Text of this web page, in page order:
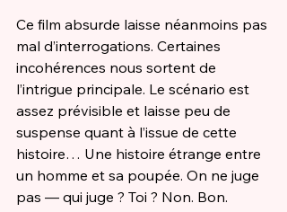
Ce film absurde laisse néanmoins pas
mal d’interrogations. Certaines
incohérences nous sortent de
l’intrigue principale. Le scénario est
assez prévisible et laisse peu de
suspense quant à l’issue de cette
histoire… Une histoire étrange entre
un homme et sa poupée. On ne juge
pas — qui juge ? Toi ? Non. Bon.